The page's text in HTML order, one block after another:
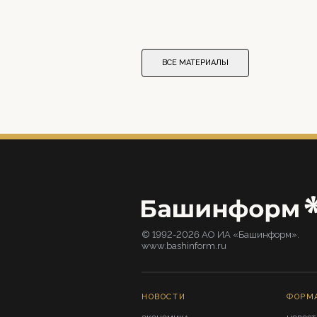
ВСЕ МАТЕРИАЛЫ
© 1992-2026 АО ИА «Башинформ».
www.bashinform.ru
НОВОСТИ